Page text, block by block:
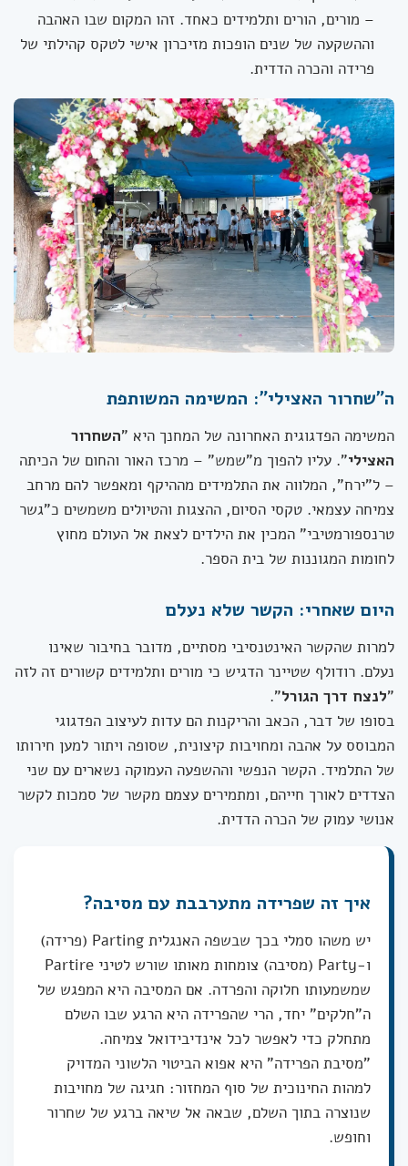
– מורים, הורים ותלמידים כאחד. זהו המקום שבו האהבה
וההשקעה של שנים הופכות מזיכרון אישי לטקס קהילתי של
פרידה והכרה הדדית.
ה"שחרור האצילי": המשימה המשותפת
המשימה הפדגוגית האחרונה של המחנך היא "השחרור
האצילי". עליו להפוך מ"שמש" – מרכז האור והחום של הכיתה
– ל"ירח", המלווה את התלמידים מההיקף ומאפשר להם מרחב
צמיחה עצמאי. טקסי הסיום, ההצגות והטיולים משמשים כ"גשר
טרנספורמטיבי" המכין את הילדים לצאת אל העולם מחוץ
לחומות המגוננות של בית הספר.
היום שאחרי: הקשר שלא נעלם
למרות שהקשר האינטנסיבי מסתיים, מדובר בחיבור שאינו
נעלם. רודולף שטיינר הדגיש כי מורים ותלמידים קשורים זה לזה
"לנצח דרך הגורל".
בסופו של דבר, הכאב והריקנות הם עדות לעיצוב הפדגוגי
המבוסס על אהבה ומחויבות קיצונית, שסופה ויתור למען חירותו
של התלמיד. הקשר הנפשי וההשפעה העמוקה נשארים עם שני
הצדדים לאורך חייהם, ומתמירים עצמם מקשר של סמכות לקשר
אנושי עמוק של הכרה הדדית.
איך זה שפרידה מתערבבת עם מסיבה?
יש משהו סמלי בכך שבשפה האנגלית Parting (פרידה)
ו-Party (מסיבה) צומחות מאותו שורש לטיני Partire
שמשמעותו חלוקה והפרדה. אם המסיבה היא המפגש של
ה"חלקים" יחד, הרי שהפרידה היא הרגע שבו השלם
מתחלק כדי לאפשר לכל אינדיבידואל צמיחה.
"מסיבת הפרידה" היא אפוא הביטוי הלשוני המדויק
למהות החינוכית של סוף המחזור: חגיגה של מחויבות
שנוצרה בתוך השלם, שבאה אל שיאה ברגע של שחרור
וחופש.